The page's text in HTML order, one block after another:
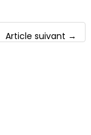
Article suivant →